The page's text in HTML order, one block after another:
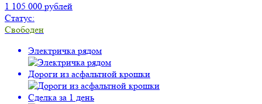
1 105 000 рублей
Статус:
Свободен
Электричка рядом
Дороги из асфальтной крошки
Сделка за 1 день